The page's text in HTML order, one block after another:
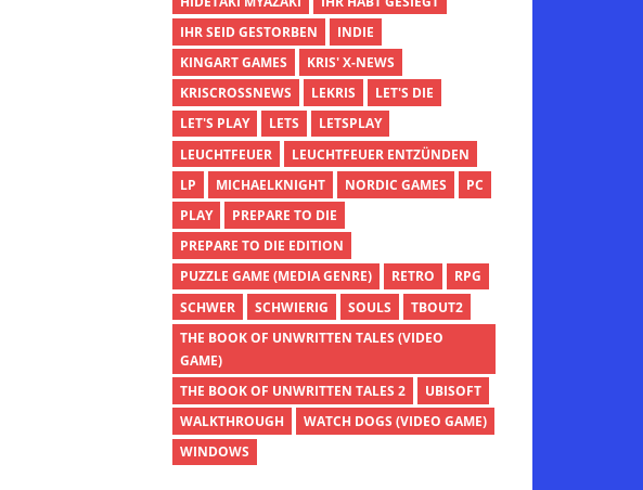
IHR SEID GESTORBEN
INDIE
KINGART GAMES
KRIS' X-NEWS
KRISCROSSNEWS
LEKRIS
LET'S DIE
LET'S PLAY
LETS
LETSPLAY
LEUCHTFEUER
LEUCHTFEUER ENTZÜNDEN
LP
MICHAELKNIGHT NORDIC GAMES
PC
PLAY
PREPARE TO DIE
PREPARE TO DIE EDITION
PUZZLE GAME (MEDIA GENRE)
RETRO
RPG
SCHWER
SCHWIERIG SOULS
TBOUT2
THE BOOK OF UNWRITTEN TALES (VIDEO
GAME)
THE BOOK OF UNWRITTEN TALES 2
UBISOFT
WALKTHROUGH
WATCH DOGS (VIDEO GAME)
WINDOWS